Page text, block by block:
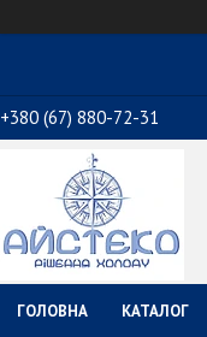
+380 (67) 880-72-31
ГОЛОВНА КАТАЛОГ